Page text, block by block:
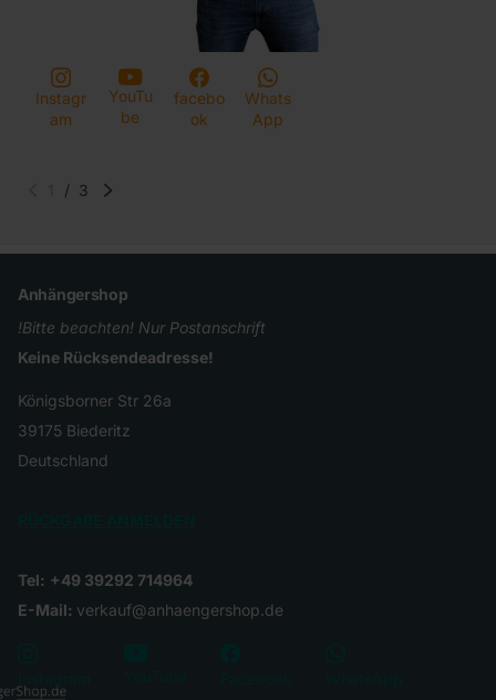
Instagr
am
YouTu
be
facebo
ok
Whats
App
/ 3
Anhängershop
!Bitte beachten! Nur Postanschrift
Keine Rücksendeadresse!
Königsborner Str 26a
39175 Biederitz
Deutschland
Tel: +49 39292 714964
E-Mail: verkauf@anhaengershop.de